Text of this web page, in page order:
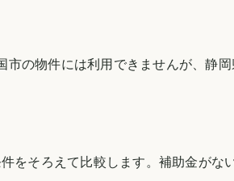
市の物件には利用できませんが、静岡
をそろえて比較します。補助金がな